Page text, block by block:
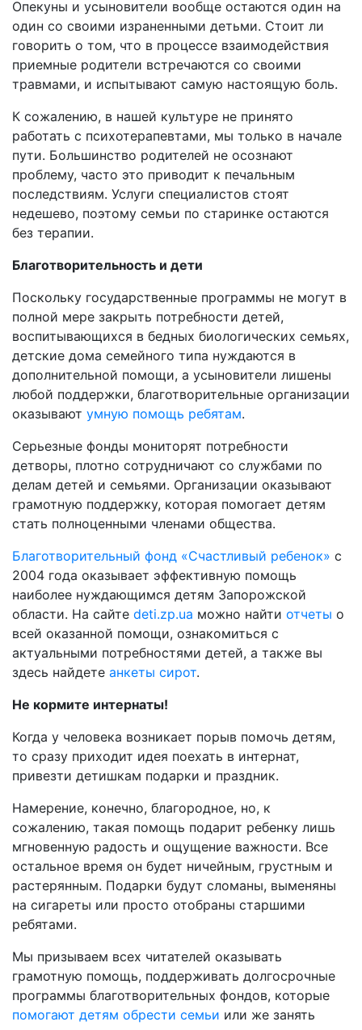
Опекуны и усыновители вообще остаются один на
один со своими израненными детьми. Стоит ли
говорить о том, что в процессе взаимодействия
приемные родители встречаются со своими
травмами, и испытывают самую настоящую боль.
К сожалению, в нашей культуре не принято
работать с психотерапевтами, мы только в начале
пути. Большинство родителей не осознают
проблему, часто это приводит к печальным
последствиям. Услуги специалистов стоят
недешево, поэтому семьи по старинке остаются
без терапии.
Благотворительность и дети
Поскольку государственные программы не могут в
полной мере закрыть потребности детей,
воспитывающихся в бедных биологических семьях,
детские дома семейного типа нуждаются в
дополнительной помощи, а усыновители лишены
любой поддержки, благотворительные организации
оказывают умную помощь ребятам.
Серьезные фонды мониторят потребности
детворы, плотно сотрудничают со службами по
делам детей и семьями. Организации оказывают
грамотную поддержку, которая помогает детям
стать полноценными членами общества.
Благотворительный фонд «Счастливый ребенок» с
2004 года оказывает эффективную помощь
наиболее нуждающимся детям Запорожской
области. На сайте deti.zp.ua можно найти отчеты о
всей оказанной помощи, ознакомиться с
актуальными потребностями детей, а также вы
здесь найдете анкеты сирот.
Не кормите интернаты!
Когда у человека возникает порыв помочь детям,
то сразу приходит идея поехать в интернат,
привезти детишкам подарки и праздник.
Намерение, конечно, благородное, но, к
сожалению, такая помощь подарит ребенку лишь
мгновенную радость и ощущение важности. Все
остальное время он будет ничейным, грустным и
растерянным. Подарки будут сломаны, выменяны
на сигареты или просто отобраны старшими
ребятами.
Мы призываем всех читателей оказывать
грамотную помощь, поддерживать долгосрочные
программы благотворительных фондов, которые
помогают детям обрести семьи или же занять